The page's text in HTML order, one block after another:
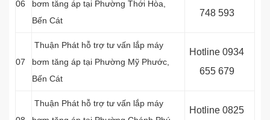
06
bơm tăng áp tại Phường Thới Hòa
Bến Cát
748 593
07
Thuận Phát hỗ trợ tư vấn lắp máy
bơm tăng áp tại Phường Mỹ Phước
Bến Cát
Hotline 0934
655 679
Thuận Phát hỗ trợ tư vấn lắp máy
Hotline 0825